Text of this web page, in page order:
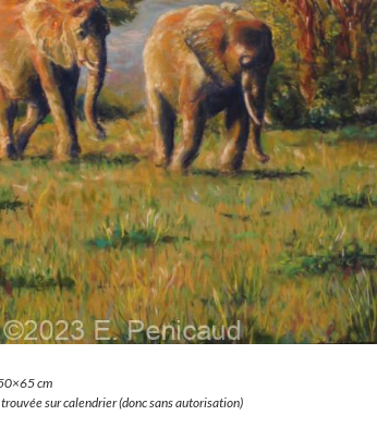
cm
sur calendrier (donc sans autorisation)